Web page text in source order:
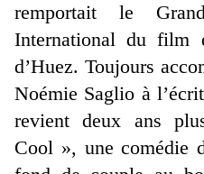
remportait le
International du film
d’Huez. Toujours
Noémie Saglio à
revient deux ans
Cool », une comédie